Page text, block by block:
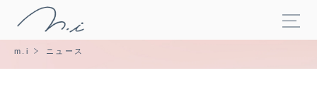
m.i ニュース